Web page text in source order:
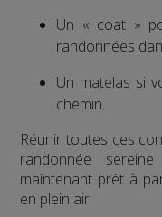
Un « coat »
randonnées
Un matelas si
chemin.
Réunir toutes ces
randonnée
maintenant prêt à
en plein air.